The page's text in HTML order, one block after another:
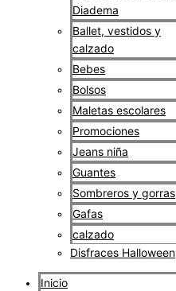
Diadema
Ballet, vestidos y
calzado
Bebes
Bolsos
Maletas escolares
Promociones
Jeans niña
Guantes
Sombreros y gorras
Gafas
calzado
Disfraces Halloween
Inicio